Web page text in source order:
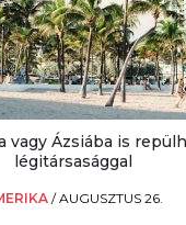
vagy Ázsiába is
légitársasággal
/AUGUSZTUS 26.